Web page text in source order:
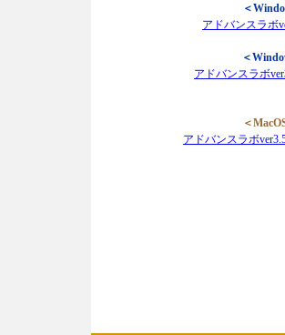
＜
アドバンスラボ
＜
アドバンスラボ
＜
アドバンスラボ